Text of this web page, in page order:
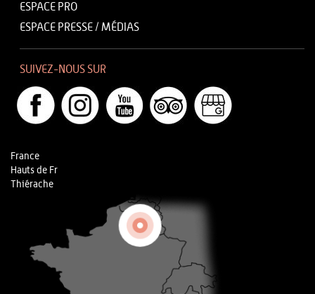
ESPACE PRO
ESPACE PRESSE / MÉDIAS
SUIVEZ-NOUS SUR
France
Hauts de Fr
Thiérache